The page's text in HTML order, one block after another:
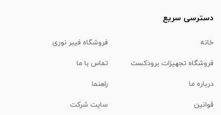
دسترسی سریع
خانه فروشگاه فیبر نوری
فروشگاه تجهیزات برودکست تماس با ما
درباره ما راهنما
قوانین سایت شرکت